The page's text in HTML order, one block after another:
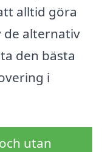
alltid göra
de alternativ
den bästa
i
utan